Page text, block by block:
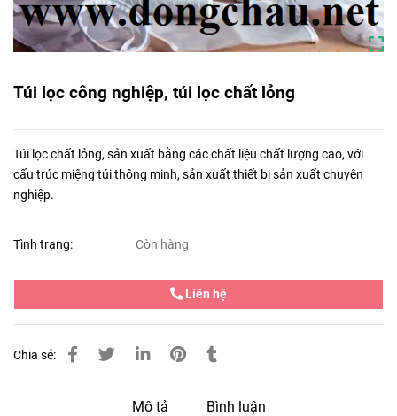
Túi lọc công nghiệp, túi lọc chất lỏng
Túi lọc chất lỏng, sản xuất bằng các chất liệu chất lượng cao, với
cấu trúc miệng túi thông minh, sản xuất thiết bị sản xuất chuyên
nghiệp.
Tình trạng: Còn hàng
Liên hệ
Chia sẻ:
Mô tả Bình luận